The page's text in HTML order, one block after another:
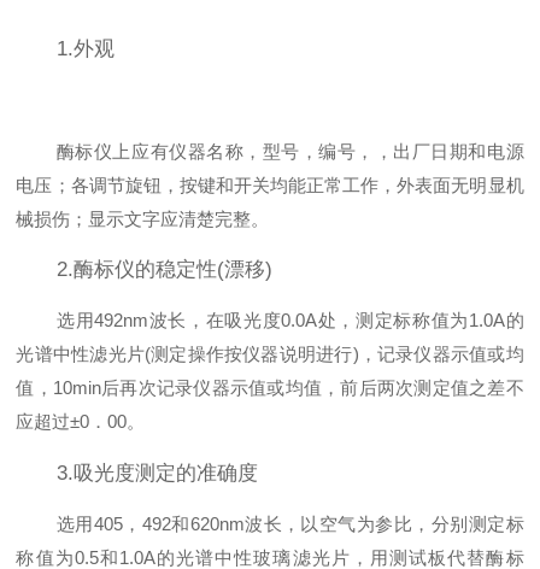
1.外观
酶标仪上应有仪器名称，型号，编号，，出厂日期和电源
电压；各调节旋钮，按键和开关均能正常工作，外表面无明显机
械损伤；显示文字应清楚完整。
2.酶标仪的稳定性(漂移)
选用492nm波长，在吸光度0.0A处，测定标称值为1.0A的
光谱中性滤光片(测定操作按仪器说明进行)，记录仪器示值或均
值，10min后再次记录仪器示值或均值，前后两次测定值之差不
应超过±0．00。
3.吸光度测定的准确度
选用405，492和620nm波长，以空气为参比，分别测定标
称值为0.5和1.0A的光谱中性玻璃滤光片，用测试板代替酶标